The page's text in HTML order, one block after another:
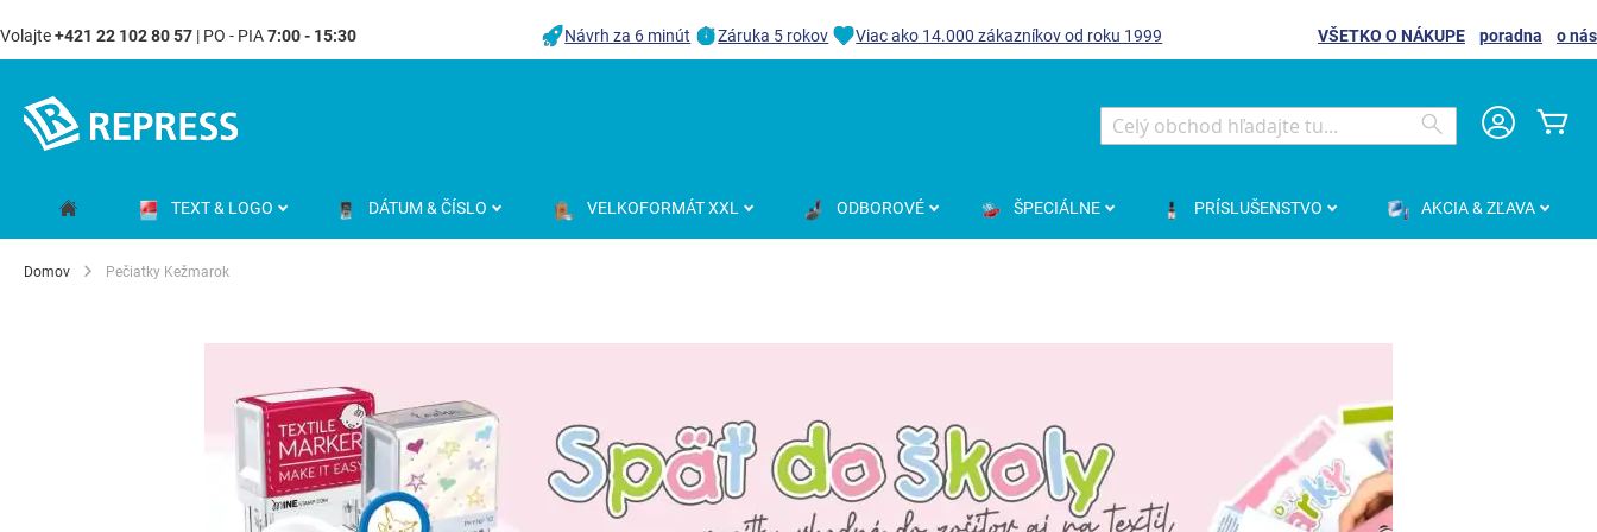
Volajte+421 22 102 80 57 | PO - PIA7:00 - 15:30 Návrh za 6 minút Záruka 5 rokov Viac ako 14.000 zákazníkov od roku 1999 VŠETKO O NÁKUPE poradna
o nás
Content
Search
TEXT & LOGO DÁTUM & ČÍSLO VELKOFORMÁT XXL ODBOROVÉ ŠPECIÁLNE PRÍSLUŠENSTVO AKCIA & ZĽAVA
Domov Pečiatky Kežmarok